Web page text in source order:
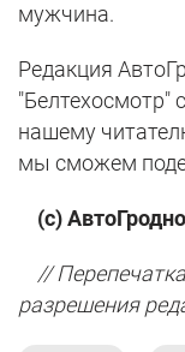
мужчина.
Редакция
"Белтехосмотр"
нашему
мы сможем
(с) АвтоГродно
//
разрешения